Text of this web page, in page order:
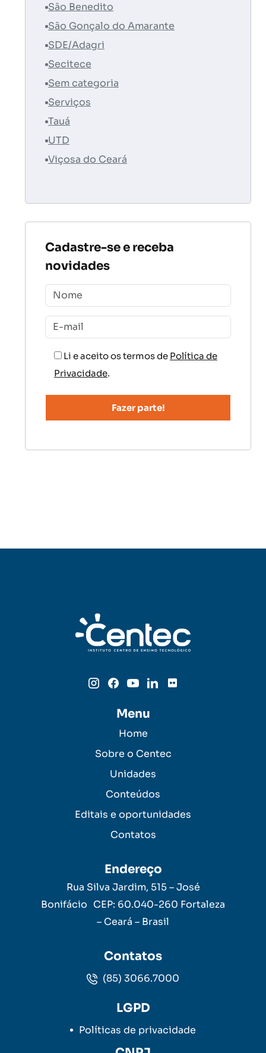
São Benedito
São Gonçalo do Amarante
SDE/Adagri
Secitece
Sem categoria
Serviços
Tauá
UTD
Viçosa do Ceará
Cadastre-se e receba
novidades
Li e aceito os termos de Política de
Privacidade.
Menu
Home
Sobre o Centec
Unidades
Conteúdos
Editais e oportunidades
Contatos
Endereço
Rua Silva Jardim, 515 – José
Bonifácio CEP: 60.040-260 Fortaleza
– Ceará – Brasil
Contatos
(85) 3066.7000
LGPD
Políticas de privacidade